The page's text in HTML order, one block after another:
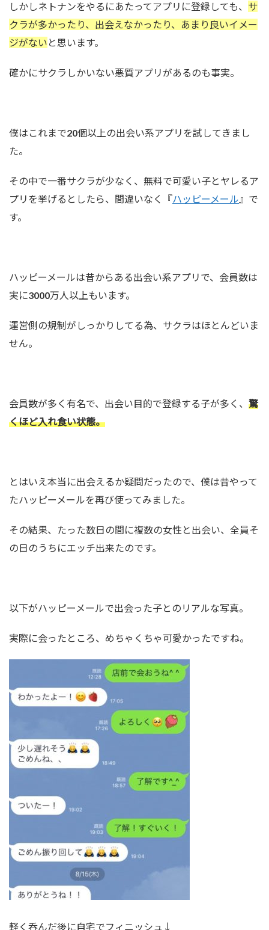
しかしネトナンをやるにあたってアプリに登録しても、 サ
クラが多かったり、出会えなかったり、あまり良いイメー
ジがない と思います。
確かにサクラしかいない悪質アプリがあるのも事実。
僕はこれまで20個以上の出会い系アプリを試してきまし
た。
その中で一番サクラが少なく、無料で可愛い子とヤレるア
プリを挙げるとしたら、間違いなく『ハッピーメール 』で
す。
ハッピーメールは昔からある出会い系アプリで、会員数は
実に3000万人以上もいます。
運営側の規制がしっかりしてる為、サクラはほとんどいま
せん。
会員数が多く有名で、出会い目的で登録する子が多く、 驚
くほど入れ食い状態。
とはいえ本当に出会えるか疑問だったので、僕は昔やって
たハッピーメールを再び使ってみました。
その結果、たった数日の間に複数の女性と出会い、全員そ
の日のうちにエッチ出来たのです。
以下がハッピーメールで出会った子とのリアルな写真。
実際に会ったところ、めちゃくちゃ可愛かったですね。
軽く呑んだ後に自宅でフィニッシュ↓